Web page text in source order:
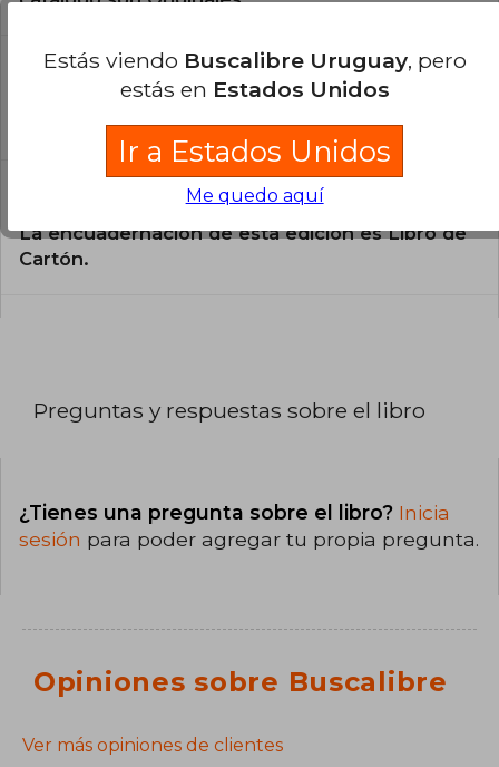
¿En qué Idioma está escrito el
El libro está escrito en Español.
¿Cuál es la encuadernación de este libro?
La encuadernación de esta edición es Libro de
Cartón.
Preguntas y respuestas sobre el libro
¿Tienes una pregunta sobre el libro? Inicia
sesión para poder agregar tu propia pregunta.
Opiniones sobre Buscalibre
Ver más opiniones de clientes
Estás viendo Buscalibre Uruguay, pero
estás en Estados Unidos
Ir a Estados Unidos
Me quedo aquí